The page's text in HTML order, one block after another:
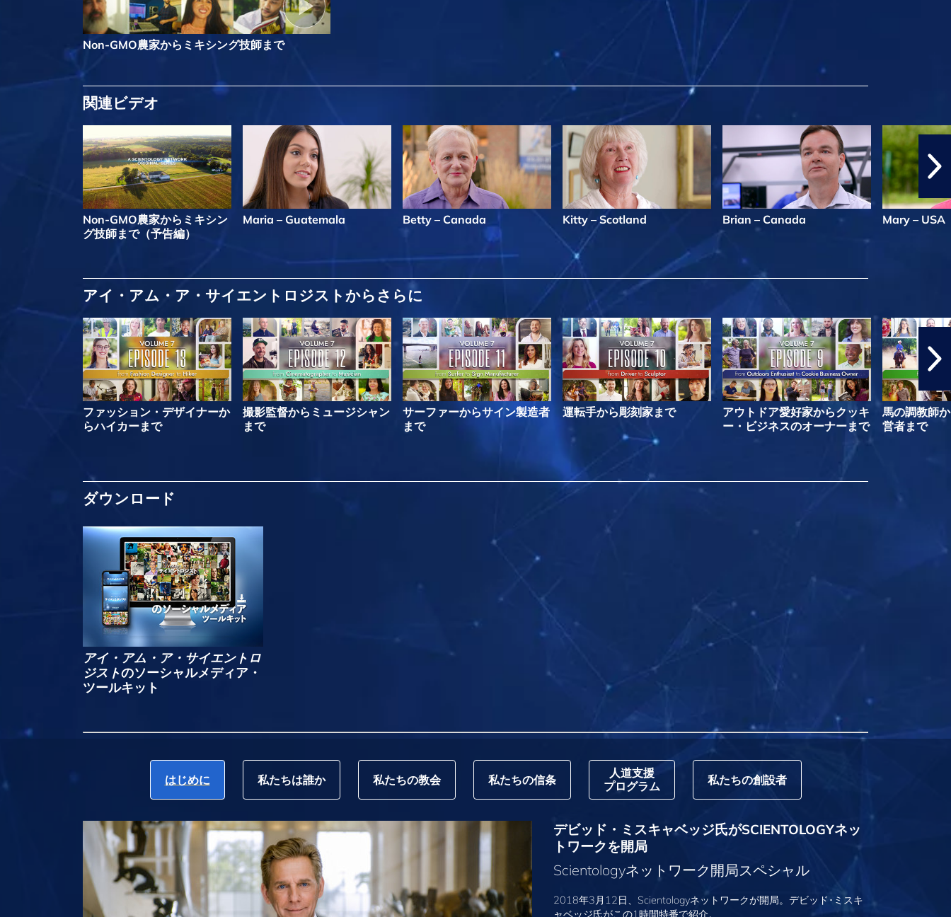
Non-GMO農家からミキシング技師まで
関連ビデオ
Non-GMO農家からミキシン
グ技師まで（予告編）
Maria – Guatemala Betty – Canada Kitty – Scotland Brian – Canada Mary – USA
アイ・アム・ア・サイエントロジストからさらに
ファッション・デザイナーか
らハイカーまで
撮影監督からミュージシャン
まで
サーファーからサイン製造者
まで
運転手から彫刻家まで
アウトドア愛好家からクッキ
ー・ビジネスのオーナーまで
馬の調教師
営者まで
ダウンロード
アイ・アム・ア・サイエントロ
ジストのソーシャルメディア・
ツールキット
はじめに 私たちは誰か 私たちの教会 私たちの信条
人道支援
プログラム
私たちの創設者
デビッド・ミスキャベッジ氏がSCIENTOLOGYネッ
トワークを開局
Scientologyネットワーク開局スペシャル
2018年3月12日、Scientologyネットワークが開局。デビッド･ミスキ
ャベッジ氏がこの1時間特番で紹介。